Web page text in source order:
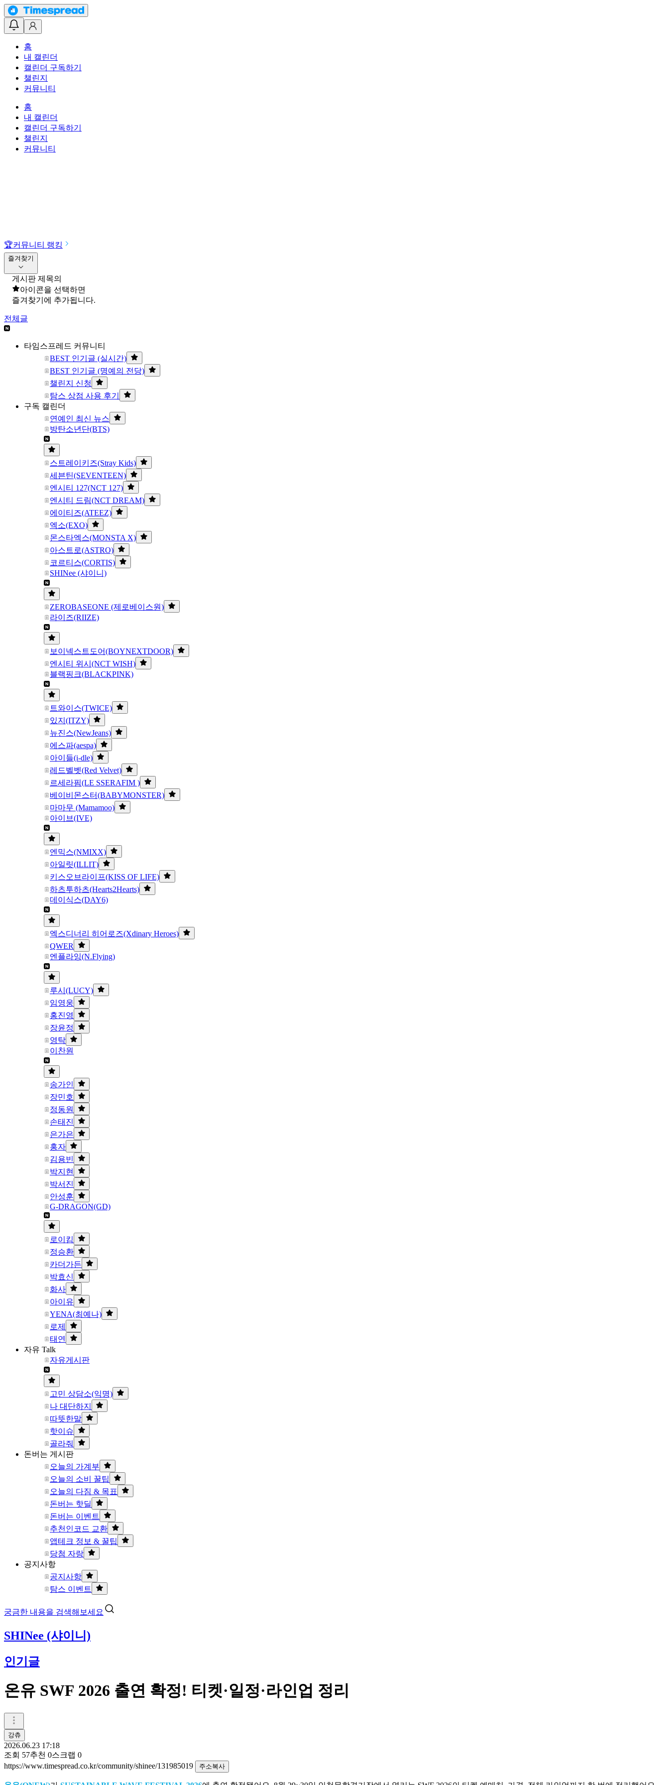
홈
내 캘린더
캘린더 구독하기
챌린지
커뮤니티
홈
내 캘린더
캘린더 구독하기
챌린지
커뮤니티
🏆커뮤니티 랭킹
즐겨찾기
게시판 제목의
아이콘을 선택하면
즐겨찾기에 추가됩니다.
전체글
타임스프레드 커뮤니티
BEST 인기글 (실시간)
BEST 인기글 (명예의 전당)
챌린지 신청
탐스 상점 사용 후기
구독 캘린더
연예인 최신 뉴스
방탄소년단(BTS)
스트레이키즈(Stray Kids)
세븐틴(SEVENTEEN)
엔시티 127(NCT 127)
엔시티 드림(NCT DREAM)
에이티즈(ATEEZ)
엑소(EXO)
몬스타엑스(MONSTA X)
아스트로(ASTRO)
코르티스(CORTIS)
SHINee (샤이니)
ZEROBASEONE (제로베이스원)
라이즈(RIIZE)
보이넥스트도어(BOYNEXTDOOR)
엔시티 위시(NCT WISH)
블랙핑크(BLACKPINK)
트와이스(TWICE)
있지(ITZY)
뉴진스(NewJeans)
에스파(aespa)
아이들(i-dle)
레드벨벳(Red Velvet)
르세라핌(LE SSERAFIM )
베이비몬스터(BABYMONSTER)
마마무 (Mamamoo)
아이브(IVE)
엔믹스(NMIXX)
아일릿(ILLIT)
키스오브라이프(KISS OF LIFE)
하츠투하츠(Hearts2Hearts)
데이식스(DAY6)
엑스디너리 히어로즈(Xdinary Heroes)
QWER
엔플라잉(N.Flying)
루시(LUCY)
임영웅
홍진영
장윤정
영탁
이찬원
송가인
장민호
정동원
손태진
은가은
홍자
김용빈
박지현
박서진
안성훈
G-DRAGON(GD)
로이킴
정승환
카더가든
박효신
화사
아이유
YENA(최예나)
로제
태연
자유 Talk
자유게시판
고민 상담소(익명)
나 대단하지
따뜻한말
핫이슈
골라줘
돈버는 게시판
오늘의 가계부
오늘의 소비 꿀팁
오늘의 다짐 & 목표
돈버는 핫딜
돈버는 이벤트
추천인코드 교환
앱테크 정보 & 꿀팁
당첨 자랑
공지사항
공지사항
탐스 이벤트
궁금한 내용을 검색해보세요
SHINee (샤이니)
인기글
온유 SWF 2026 출연 확정! 티켓·일정·라인업 정리
강츄
2026.06.23 17:18
조회 57추천 0스크랩 0
https://www.timespread.co.kr/community/shinee/131985019
주소복사